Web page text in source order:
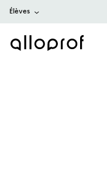
Élèves